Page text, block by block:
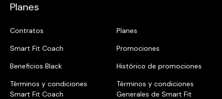
Planes
Contratos
Planes
Smart Fit Coach
Promociones
Beneficios Black
Histórico de promociones
Términos y condiciones
Smart Fit Coach
Términos y condiciones
Generales de Smart Fit